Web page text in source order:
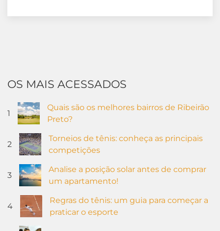
OS MAIS ACESSADOS
1
Quais são os melhores bairros de Ribeirão
Preto?
2
Torneios de tênis: conheça as principais
competições
3
Analise a posição solar antes de comprar
um apartamento!
4
Regras do tênis: um guia para começar a
praticar o esporte